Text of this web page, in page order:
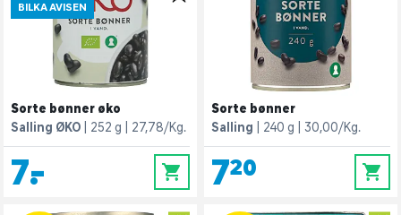
BILKA AVISEN
Sorte bønner øko
Salling ØKO
252 g 27,78/Kg.
7,- 0
Sorte bønner
Salling
240 g 30,00/Kg.
7,20 0